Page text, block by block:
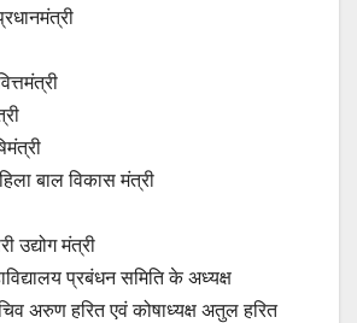
बाल विकास मंत्री
उद्योग मंत्री
प्रबंधन समिति के अध्यक्ष
अरुण हरित एवं कोषाध्यक्ष अतुल हरित